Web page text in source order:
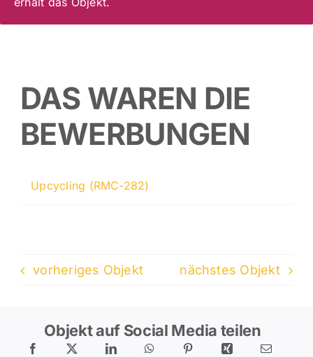
DAS WAREN DIE
BEWERBUNGEN
Upcycling (RMC-282)
vorheriges Objekt nächstes Objekt
Objekt auf Social Media teilen